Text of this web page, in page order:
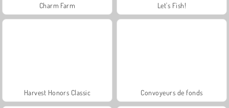
Charm Farm Let's Fish!
Harvest Honors Classic Convoyeurs de fonds